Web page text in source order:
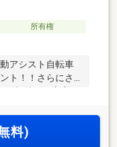
所有権
アシスト自転車
ト！！さらにさ
階建て。駐車ス
料)